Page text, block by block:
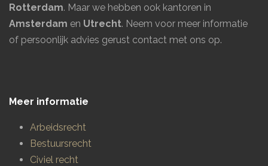
Rotterdam. Maar we hebben ook kantoren in
Amsterdam en Utrecht. Neem voor meer informatie
of persoonlijk advies gerust contact met ons op.
Meer informatie
Arbeidsrecht
Bestuursrecht
Civiel recht